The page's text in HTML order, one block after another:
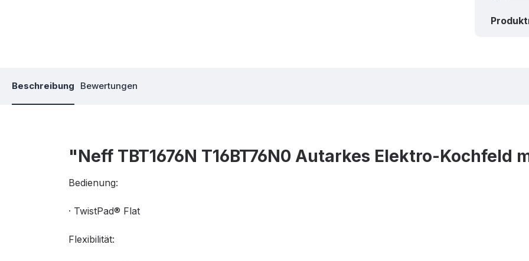
Beschreibung Bewertungen
"Neff TBT1676N T16BT76N0 Autarkes Elektro-Kochfeld
Bedienung:
· TwistPad® Flat
Flexibilität: